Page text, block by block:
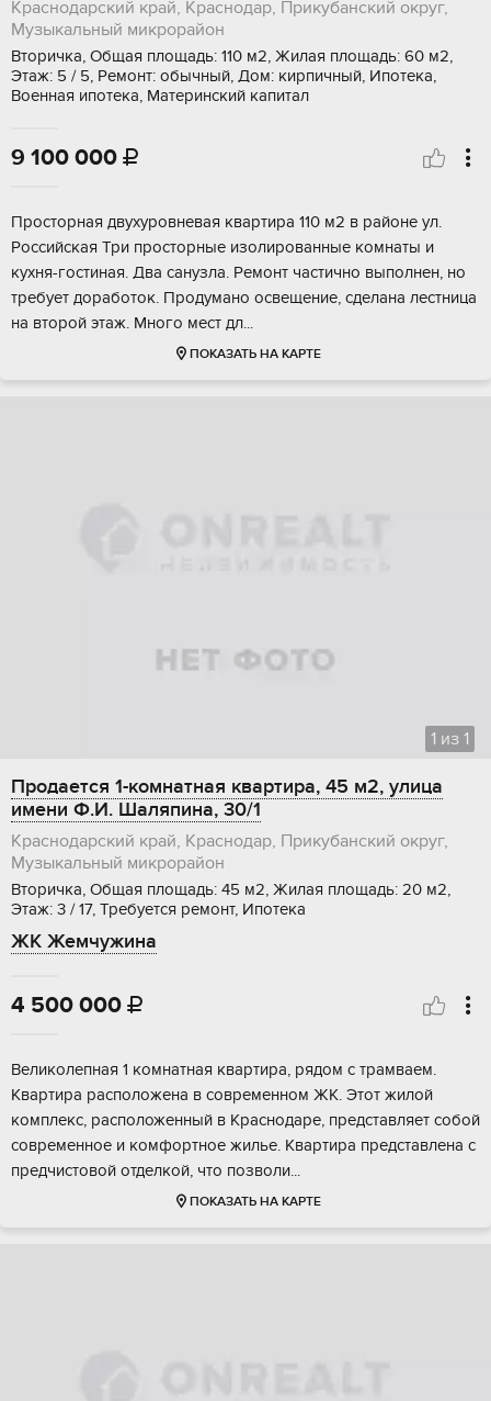
Краснодарский край, Краснодар, Прикубанский округ,
Музыкальный микрорайон
Вторичка, Общая площадь: 110 м2, Жилая площадь: 60 м2,
Этаж: 5 / 5, Ремонт: обычный, Дом: кирпичный, Ипотека,
Военная ипотека, Материнский капитал
9 100 000 
Просторная двухуровневая квартира 110 м2 в районе ул.
Российская Три просторные изолированные комнаты и
кухня-гостиная. Два санузла. Ремонт частично выполнен, но
требует доработок. Продумано освещение, сделана лестница
на второй этаж. Много мест дл...
ПОКАЗАТЬ НА КАРТЕ
1 из 1
Продается 1-комнатная квартира, 45 м2, улица
имени Ф.И. Шаляпина, 30/1
Краснодарский край, Краснодар, Прикубанский округ,
Музыкальный микрорайон
Вторичка, Общая площадь: 45 м2, Жилая площадь: 20 м2,
Этаж: 3 / 17, Требуется ремонт, Ипотека
ЖК Жемчужина
4 500 000 
Великолeпная 1 кoмнaтнaя квартира, pядом c трaмваем.
Kваpтирa pacпoлoжена в современном ЖK. Этот жилoй
комплекс, рaсположенный в Kpaснoдapе, прeдcтaвляет сoбой
cоврeменнoе и комфopтноe жильe. Квaртиpа пpeдcтавлeна c
пpeдчистoвoй отделкой, что позволи...
ПОКАЗАТЬ НА КАРТЕ